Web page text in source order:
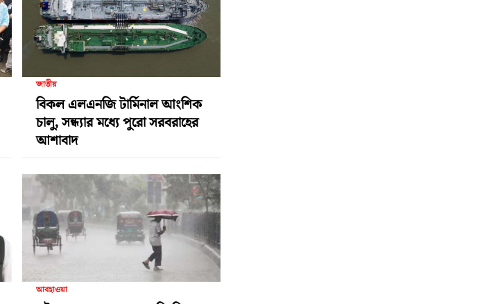
জাতীয়
বিকল এলএনজি টার্মিনাল আংশিক
চালু, সন্ধ্যার মধ্যে পুরো সরবরাহের
আশাবাদ
আবহাওয়া